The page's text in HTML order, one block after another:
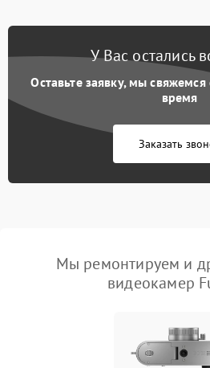
У Вас остались
Оставьте заявку, мы
время
Заказать
Мы ремонтируем и
видеокамер